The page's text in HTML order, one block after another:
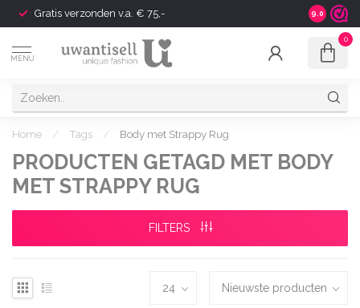
Gratis verzonden v.a. € 75,- Shipping
9.0
MENU
0
Home / Tags / Body met Strappy Rug
PRODUCTEN GETAGD MET BODY
MET STRAPPY RUG
FILTERS